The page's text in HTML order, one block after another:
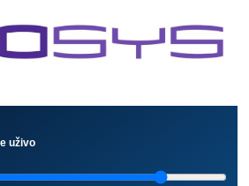
uživo